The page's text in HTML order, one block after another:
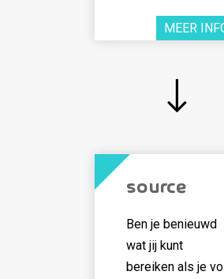
MEER
Source
Ben je benieuwd
wat jij kunt
bereiken als je